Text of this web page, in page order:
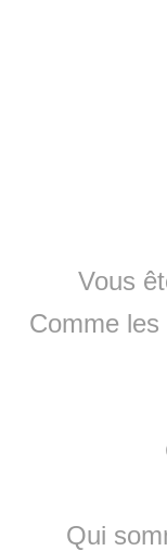
Vous
Comme
Qui